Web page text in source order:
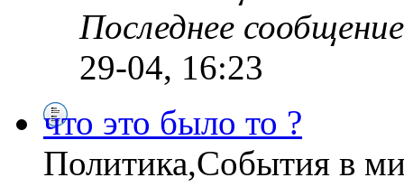
Последнее сообщение
29-04, 16:23
что это было то ?
Политика,События в